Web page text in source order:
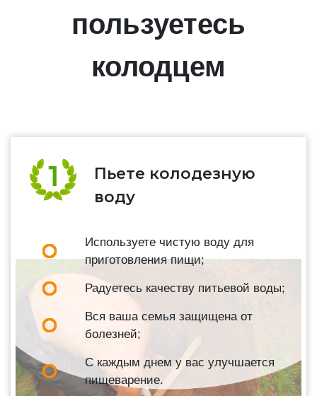
пользуетесь
колодцем
Пьете колодезную
воду
Используете чистую воду для
приготовления пищи;
Радуетесь качеству питьевой воды;
Вся ваша семья защищена от
болезней;
С каждым днем у вас улучшается
пищеварение.